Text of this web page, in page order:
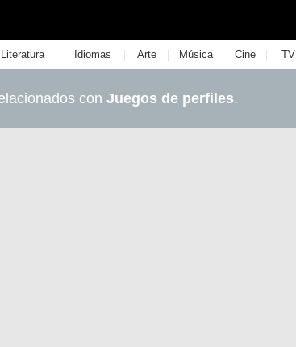
Literatura | Idiomas | Arte | Música | Cine | TV
con Juegos de perfiles.